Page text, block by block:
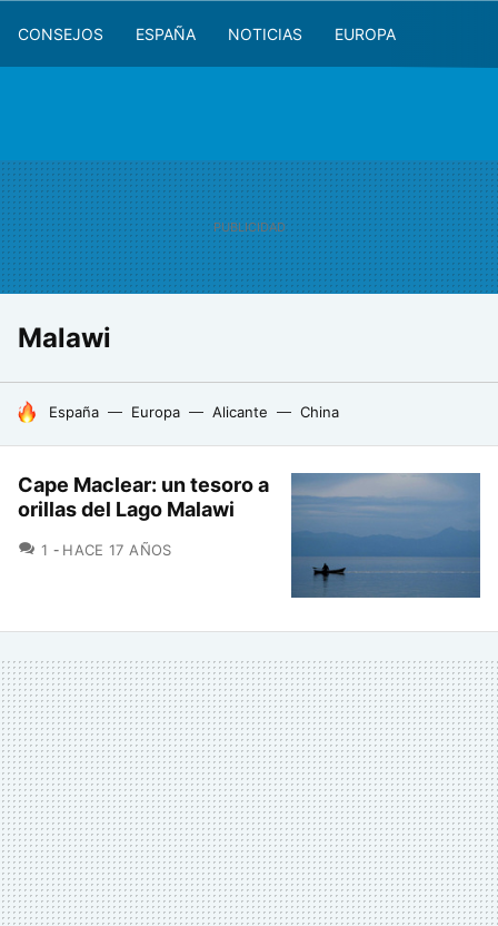
CONSEJOS ESPAÑA NOTICIAS EUROPA
Malawi
HOY SE HABLA DE
España Europa Alicante China
Cape Maclear: un tesoro a
orillas del Lago Malawi
1 COMENTARIOS
HACE 17 AÑOS